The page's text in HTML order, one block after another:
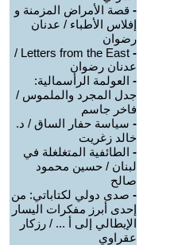
- قصة الأمراض المزمنة و
إفلاس الأطباء / عدنان
رضوان
-
Letters from the East /
عدنان رضوان
- العولمة الرأسمالية:
جدل المجرد والملموس /
فاخر جاسم
- سياسة حفار الساق / د.
خالد زغريت
- الطائفية المتغلغلة في
لبنان / حسين محمود
صالح
- صدى دولي لكتاباتي: من
إحدى أبرز مفكرات اليسار
الإيطالي إلى أ ... / رزكار
عقراوي